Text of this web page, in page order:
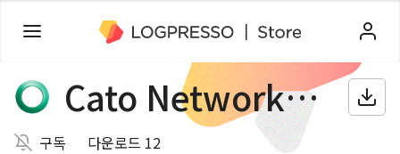
Cato Networks SASE
구독
다운로드 12